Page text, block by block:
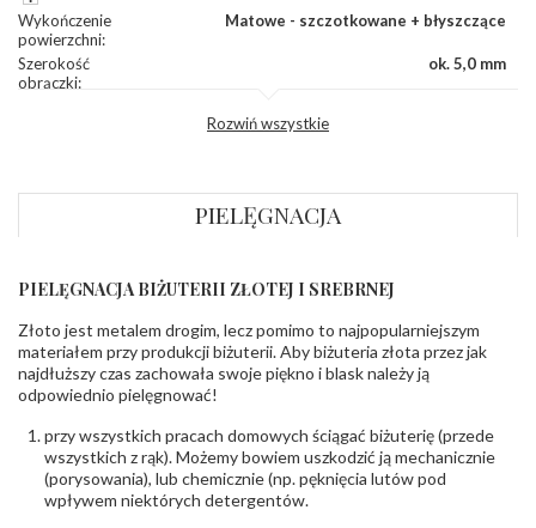
Wykończenie
powierzchni:
Matowe - szczotkowane + błyszczące
Szerokość
obrączki:
ok. 5,0 mm
INNE PARAMETRY
Producent
odpowiedzialny:
PZ Stelmach Sp. z o.o. ul. Północna 22 45-805
Opole; NIP 7542889545; Tel. +48 77 54 90 100;
biuro@stelmach.pl
Bezpieczeństwo
ostrzeżenia:
Nie nadaje się dla dzieci w wieku poniżej 3 lat
zawierają nikiel
Rozwiń wszystkie
PIELĘGNACJA
PIELĘGNACJA BIŻUTERII ZŁOTEJ I SREBRNEJ
Złoto jest metalem drogim, lecz pomimo to najpopularniejszym
materiałem przy produkcji biżuterii. Aby biżuteria złota przez jak
najdłuższy czas zachowała swoje piękno i blask należy ją
odpowiednio pielęgnować!
przy wszystkich pracach domowych ściągać biżuterię (przede
wszystkich z rąk). Możemy bowiem uszkodzić ją mechanicznie
(porysowania), lub chemicznie (np. pęknięcia lutów pod
wpływem niektórych detergentów.